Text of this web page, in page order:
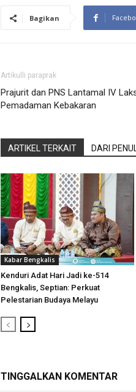
Bagikan
Artikulli paraprak
Prajurit dan PNS Lantamal IV
Pemadaman Kebakaran
ARTIKEL TERKAIT DARI
Kabar Bengkalis
Kenduri Adat Hari Jadi ke-514
Bengkalis, Septian: Perkuat
Pelestarian Budaya Melayu
TINGGALKAN KOMENTAR